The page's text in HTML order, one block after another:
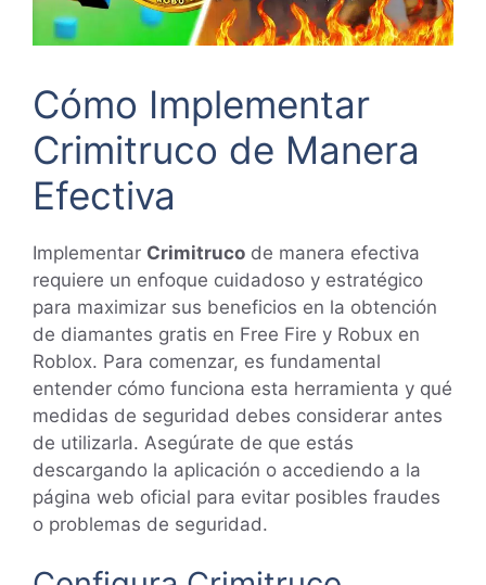
Cómo Implementar
Crimitruco de Manera
Efectiva
Implementar Crimitruco de manera efectiva
requiere un enfoque cuidadoso y estratégico
para maximizar sus beneficios en la obtención
de diamantes gratis en Free Fire y Robux en
Roblox. Para comenzar, es fundamental
entender cómo funciona esta herramienta y qué
medidas de seguridad debes considerar antes
de utilizarla. Asegúrate de que estás
descargando la aplicación o accediendo a la
página web oficial para evitar posibles fraudes
o problemas de seguridad.